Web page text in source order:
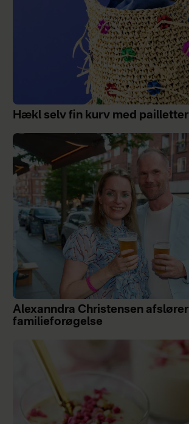
Hækl selv fin kurv med pailletter
Alexanndra Christensen afslører
familieforøgelse